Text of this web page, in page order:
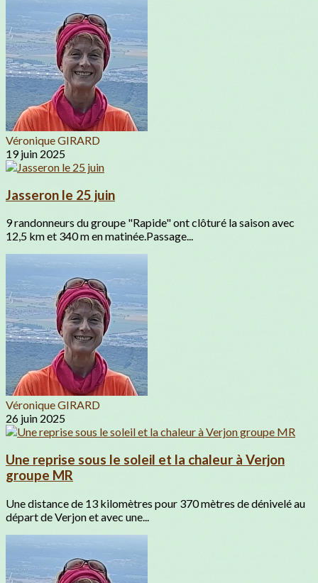
Véronique GIRARD
19 juin 2025
Jasseron le 25 juin
9 randonneurs du groupe "Rapide" ont clôturé la saison avec
12,5 km et 340 m en matinée.Passage...
Véronique GIRARD
26 juin 2025
Une reprise sous le soleil et la chaleur à Verjon
groupe MR
Une distance de 13 kilomètres pour 370 mètres de dénivelé au
départ de Verjon et avec une...